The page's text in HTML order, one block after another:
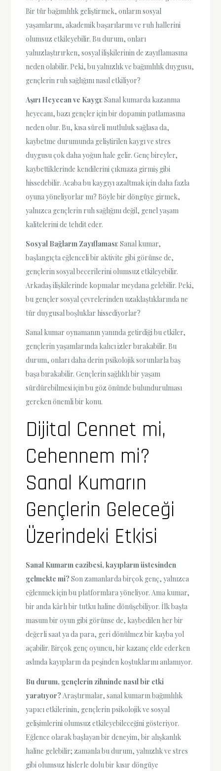
Bir tür bağımlılık geliştirmek, onların sosyal
yaşamlarını, akademik başarılarını ve ruh hallerini
olumsuz etkileyebilir. Bu durum, onları
yalnızlaştırırken, sosyal ilişkilerinin de zayıflamasına
neden olabilir. Peki, bu yalnızlık ve bağımlılık duygusu,
gençlerin ruh sağlığını nasıl etkiliyor?
Aşırı Heyecan ve Kaygı: Sanal kumarda kazanma
heyecanı, bazı gençler için bir dopamin patlamasına
neden olur. Bu, kısa süreli mutluluk sağlasa da,
kaybetme durumunda geliştirilen kaygı ve stres
duygusu çok daha yoğun hale gelir. Genç bireyler,
kaybettiklerinde kendilerini çıkmaza girmiş gibi
hissedebilir. Acaba bu kaygıyı azaltmak için daha fazla
oyuna yöneliyorlar mı? Böyle bir döngüye girmek,
yalnızca gençlerin ruh sağlığını değil, genel yaşam
kalitelerini de tehdit eder.
Sosyal Bağların Zayıflaması: Sanal kumar,
başlangıçta eğlenceli bir aktivite gibi görünse de,
gençlerin sosyal becerilerini olumsuz etkileyebilir.
Arkadaş ilişkilerinde kopmalar meydana gelebilir. Peki,
bu gençler sosyal çevrelerinden uzaklaştıklarında ne
tür duygusal boşluklar hissediyorlar?
Sanal kumar oynamanın yanında getirdiği bu etkiler,
gençlerin yaşamlarında kalıcı izler bırakabilir. Bu
durum, onları daha derin psikolojik sorunlarla baş
başa bırakabilir. Gençlerin sağlıklı bir yaşam
sürdürebilmesi için bu göz önünde bulundurulması
gereken önemli bir konu.
Dijital Cennet mi,
Cehennem mi?
Sanal Kumarın
Gençlerin Geleceği
Üzerindeki Etkisi
Sanal Kumarın cazibesi, kayıpların üstesinden
gelmekte mi? Son zamanlarda birçok genç, yalnızca
eğlenmek için bu platformlara yöneliyor. Ama kumar,
bir anda kârlı bir tutku haline dönüşebiliyor. İlk başta
masum bir oyun gibi görünse de, kaybedilen her bir
değerli saat ya da para, geri dönülmez bir kayba yol
açabilir. Birçok genç oyuncu, bir kazanç elde ederken
aslında kayıpların da peşinden koştuklarını anlamıyor.
Bu durum, gençlerin zihninde nasıl bir etki
yaratıyor? Araştırmalar, sanal kumarın bağımlılık
yapıcı etkilerinin, gençlerin psikolojik ve sosyal
gelişimlerini olumsuz etkileyebileceğini gösteriyor.
Eğlence olarak başlayan bir deneyim, bir alışkanlık
haline gelebilir; zamanla bu durum, yalnızlık ve stres
gibi olumsuz hislerle dolu bir kısır döngüye